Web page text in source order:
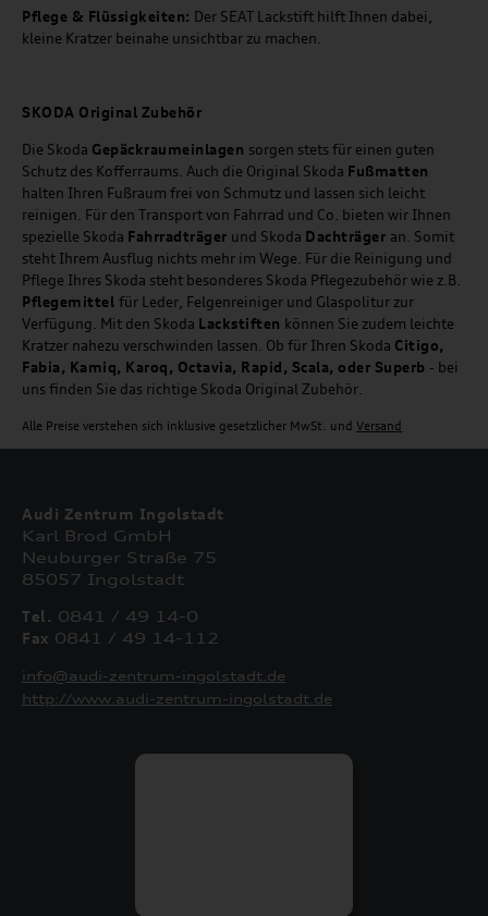
Pflege & Flüssigkeiten: Der SEAT Lackstift hilft Ihnen dabei,
kleine Kratzer beinahe unsichtbar zu machen.
SKODA Original Zubehör
Die Skoda Gepäckraumeinlagen sorgen stets für einen guten
Schutz des Kofferraums. Auch die Original Skoda Fußmatten
halten Ihren Fußraum frei von Schmutz und lassen sich leicht
reinigen. Für den Transport von Fahrrad und Co. bieten wir Ihnen
spezielle Skoda Fahrradträger und Skoda Dachträger an. Somit
steht Ihrem Ausflug nichts mehr im Wege. Für die Reinigung und
Pflege Ihres Skoda steht besonderes Skoda Pflegezubehör wie z.B.
Pflegemittel für Leder, Felgenreiniger und Glaspolitur zur
Verfügung. Mit den Skoda Lackstiften können Sie zudem leichte
Kratzer nahezu verschwinden lassen. Ob für Ihren Skoda Citigo,
Fabia, Kamiq, Karoq, Octavia, Rapid, Scala, oder Superb - bei
uns finden Sie das richtige Skoda Original Zubehör.
Alle Preise verstehen sich inklusive gesetzlicher MwSt. und Versand
Audi Zentrum Ingolstadt
Karl Brod GmbH
Neuburger Straße 75
85057 Ingolstadt
Tel. 0841 / 49 14-0
Fax 0841 / 49 14-112
info@audi-zentrum-ingolstadt.de
http://www.audi-zentrum-ingolstadt.de